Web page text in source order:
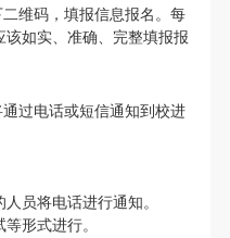
维码，填报信息报名。每
该如实、准确、完整填报报
过电话或短信通知到校进
员将电话进行通知。
形式进行。